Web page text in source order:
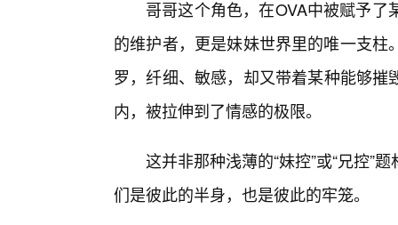
哥哥这个角色，在OVA中被赋予
的维护者，更是妹妹世界里的唯一支
罗，纤细、敏感，却又带着某种能够
内，被拉伸到了情感的极限。
这并非那种浅薄的“妹控”或“兄控”
们是彼此的半身，也是彼此的牢笼。